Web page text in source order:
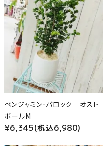
ベンジャミン・バロック オスト
ボールM
¥6,345(税込6,980)